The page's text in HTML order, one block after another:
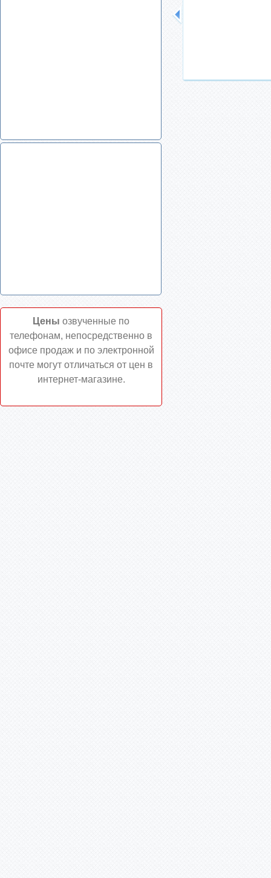
Цены озвученные по
телефонам, непосредственно в
офисе продаж и по электронной
почте могут отличаться от цен в
интернет-магазине.